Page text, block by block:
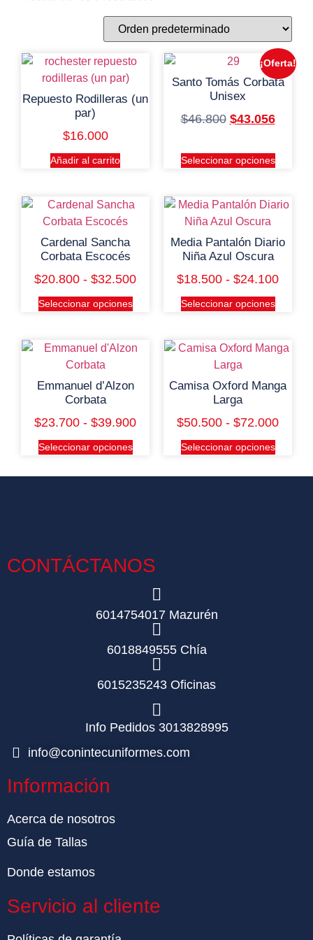
Repuesto Rodilleras (un
par)
$16.000
Añadir al carrito
¡Oferta!
Santo Tomás Corbata
Unisex
$46.800 $43.056
Seleccionar opciones
Cardenal Sancha
Corbata Escocés
$20.800 - $32.500
Seleccionar opciones
Media Pantalón Diario
Niña Azul Oscura
$18.500 - $24.100
Seleccionar opciones
Emmanuel d’Alzon
Corbata
$23.700 - $39.900
Seleccionar opciones
Camisa Oxford Manga
Larga
$50.500 - $72.000
Seleccionar opciones
CONTÁCTANOS
6014754017 Mazurén
6018849555 Chía
6015235243 Oficinas
Info Pedidos 3013828995
info@conintecuniformes.com
Información
Acerca de nosotros
Guía de Tallas
Donde estamos
Servicio al cliente